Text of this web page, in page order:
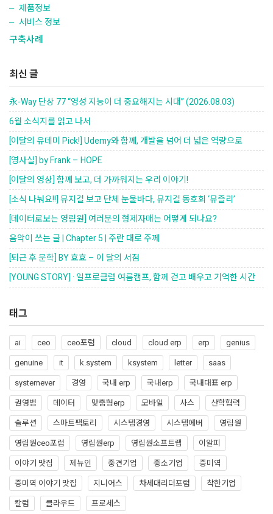
제품정보
서비스 정보
구축사례
최신 글
永-Way 단상 77 “영성 지능이 더 중요해지는 시대” (2026.08.03)
6월 소식지를 읽고 나서
[이달의 유데미 Pick!] Udemy와 함께, 개발을 넘어 더 넓은 역량으로
[영사실] by Frank – HOPE
[이달의 영상] 함께 보고, 더 가까워지는 우리 이야기!
[소식 나눠요!!] 뮤지컬 보고 단체 눈물바다, 뮤지컬 동호회 ‘뮤즐리’
[데이터로보는 영림원] 여러분의 형제자매는 어떻게 되나요?
음악이 쓰는 글 | Chapter 5 | 주란 대로 주께
[퇴근 후 문학] BY 효효 – 이 달의 서점
[YOUNG STORY] · 일프로클럽 여름캠프, 함께 걷고 배우고 기억한 시간
태그
ai ceo ceo포럼 cloud cloud erp erp
genius
genuine
it k.system ksystem letter
saas
systemever
경영 국내 erp 국내erp
국내대표 erp
권영범
데이터 맞춤형erp 모바일 사스
산학협력
솔루션
스마트팩토리 시스템경영 시스템에버
영림원
영림원ceo포럼
영림원erp 영림원소프트랩
이알피
이야기 맛집
제뉴인 중견기업 중소기업
증미역
증미역 이야기 맛집
지니어스 차세대리더포럼
착한기업
칼럼
클라우드 프로세스